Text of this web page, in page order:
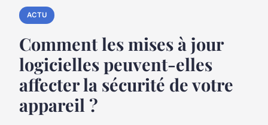
ACTU
Comment les mises à jour
logicielles peuvent-elles
affecter la sécurité de votre
appareil ?